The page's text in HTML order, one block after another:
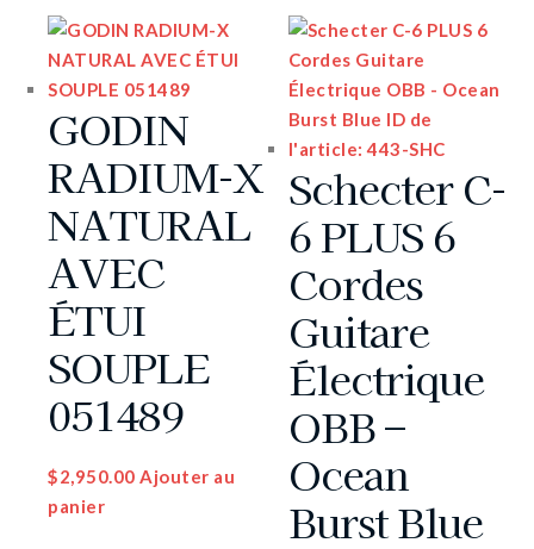
GODIN
RADIUM-X
NATURAL
AVEC
ÉTUI
SOUPLE
051489
$2,950.00 Ajouter au
panier
Schecter C-
6 PLUS 6
Cordes
Guitare
Électrique
OBB –
Ocean
Burst Blue